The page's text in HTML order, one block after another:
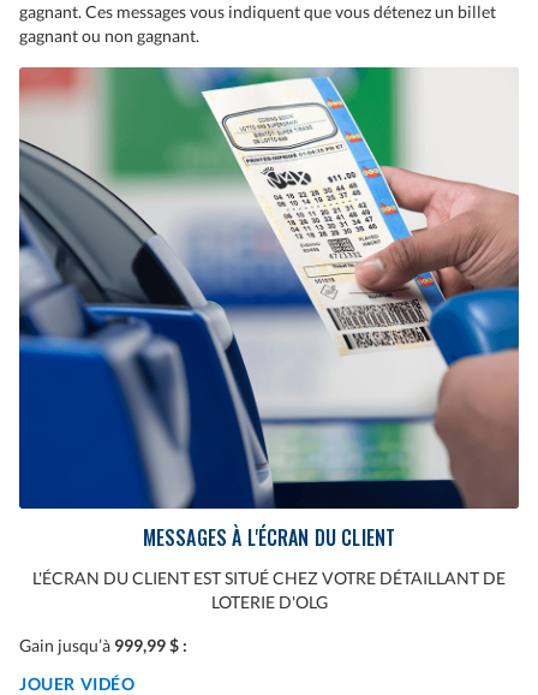
gagnant. Ces messages vous indiquent que vous détenez un billet
gagnant ou non gagnant.
MESSAGES À L'ÉCRAN DU CLIENT
L'ÉCRAN DU CLIENT EST SITUÉ CHEZ VOTRE DÉTAILLANT DE
LOTERIE D'OLG
Gain jusqu’à 999,99 $ :
JOUER VIDÉO